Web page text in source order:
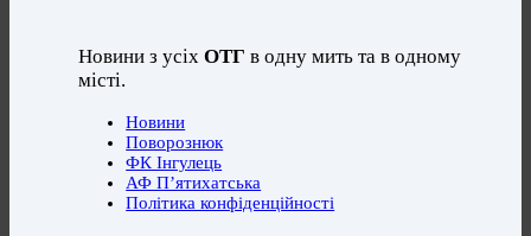
Новини з усіхОТГ в одну мить та в одному
місті.
Новини
Поворознюк
ФК Інгулець
АФ П’ятихатська
Політика конфіденційності